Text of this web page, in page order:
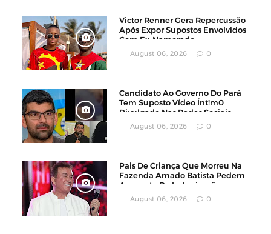
Victor Renner Gera Repercussão
Após Expor Supostos Envolvidos
Com Ex-Namorado
August 06, 2026 0
Candidato Ao Governo Do Pará
Tem Suposto Vídeo Ínt!m0
Divulgado Nas Redes Sociais
August 06, 2026 0
Pais De Criança Que Morreu Na
Fazenda Amado Batista Pedem
Aumento De Indenização
August 06, 2026 0